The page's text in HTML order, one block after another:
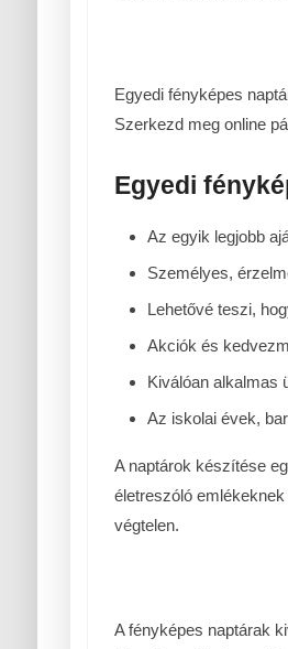
Egyedi fényképes
Szerkezd meg online
Egyedi
Az egyik legjobb
Személyes,
Lehetővé teszi,
Akciók és
Kiválóan alkalmas
Az iskolai évek,
A naptárok készítése
életreszóló
végtelen.
A fényképes naptárak